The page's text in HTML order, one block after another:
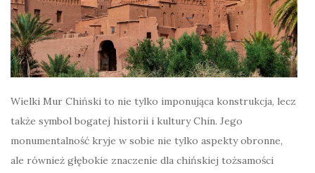
Wielki Mur Chiński to nie tylko imponująca konstrukcja, lecz
także symbol bogatej historii i kultury Chin. Jego
monumentalność kryje w sobie nie tylko aspekty obronne,
ale również głębokie znaczenie dla chińskiej tożsamości